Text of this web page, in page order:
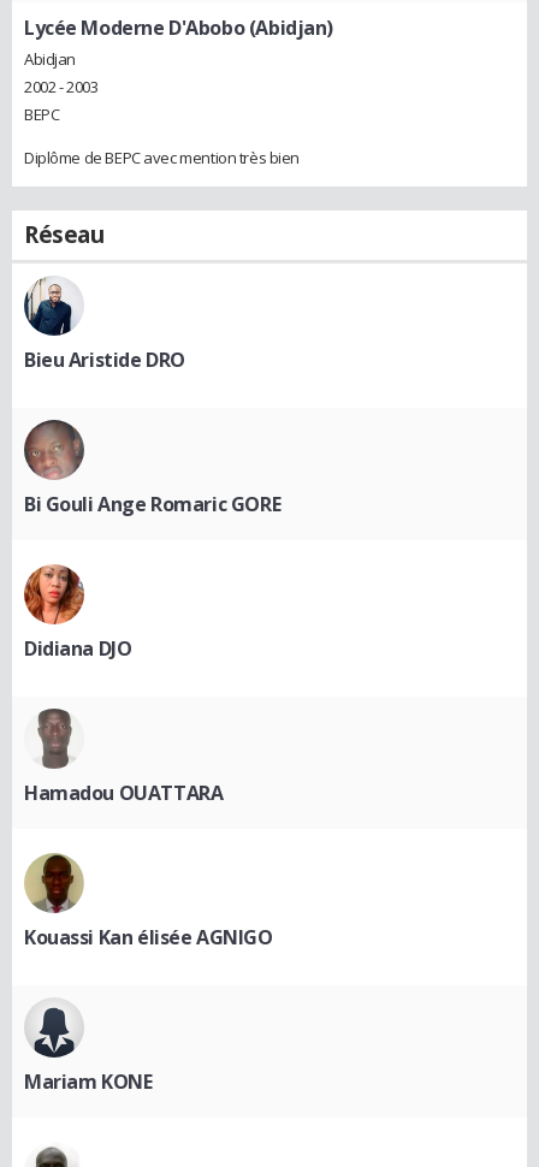
Lycée Moderne D'Abobo (Abidjan)
Abidjan
2002 - 2003
BEPC
Diplôme de BEPC avec mention très bien
Réseau
Bieu Aristide DRO
Bi Gouli Ange Romaric GORE
Didiana DJO
Hamadou OUATTARA
Kouassi Kan élisée AGNIGO
Mariam KONE